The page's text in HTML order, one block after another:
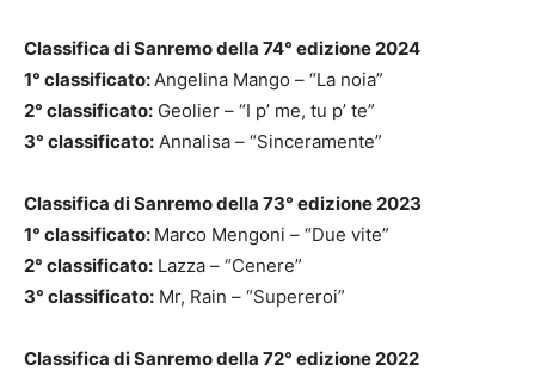
Classifica di Sanremo della 74° edizione 2024
1° classificato:Angelina Mango – “La noia”
2° classificato: Geolier – “I p’ me, tu p’ te”
3° classificato: Annalisa – “Sinceramente”
Classifica di Sanremo della 73° edizione 2023
1° classificato: Marco Mengoni – “Due vite”
2° classificato: Lazza – “Cenere”
3° classificato: Mr, Rain – “Supereroi”
Classifica di Sanremo della 72° edizione 2022